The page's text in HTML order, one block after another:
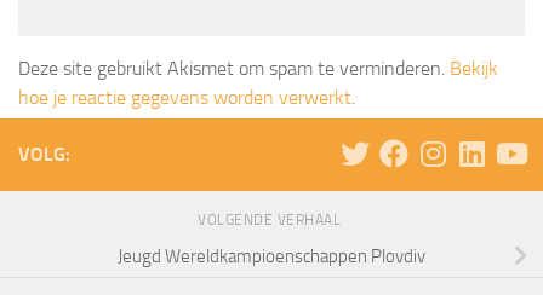
Deze site gebruikt Akismet om spam te verminderen. Bekijk
hoe je reactie gegevens worden verwerkt.
VOLG:
VOLGENDE VERHAAL
Jeugd Wereldkampioenschappen Plovdiv